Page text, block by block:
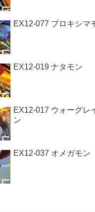
EX12-077 プロキシマ
EX12-019 ナタモン
EX12-017 ウォーグレ
ン
EX12-037 オメガモン